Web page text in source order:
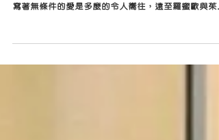
愛？講條件的，還算是愛嗎？ 愛情小說和電影中，都
臨在自己的身上。...